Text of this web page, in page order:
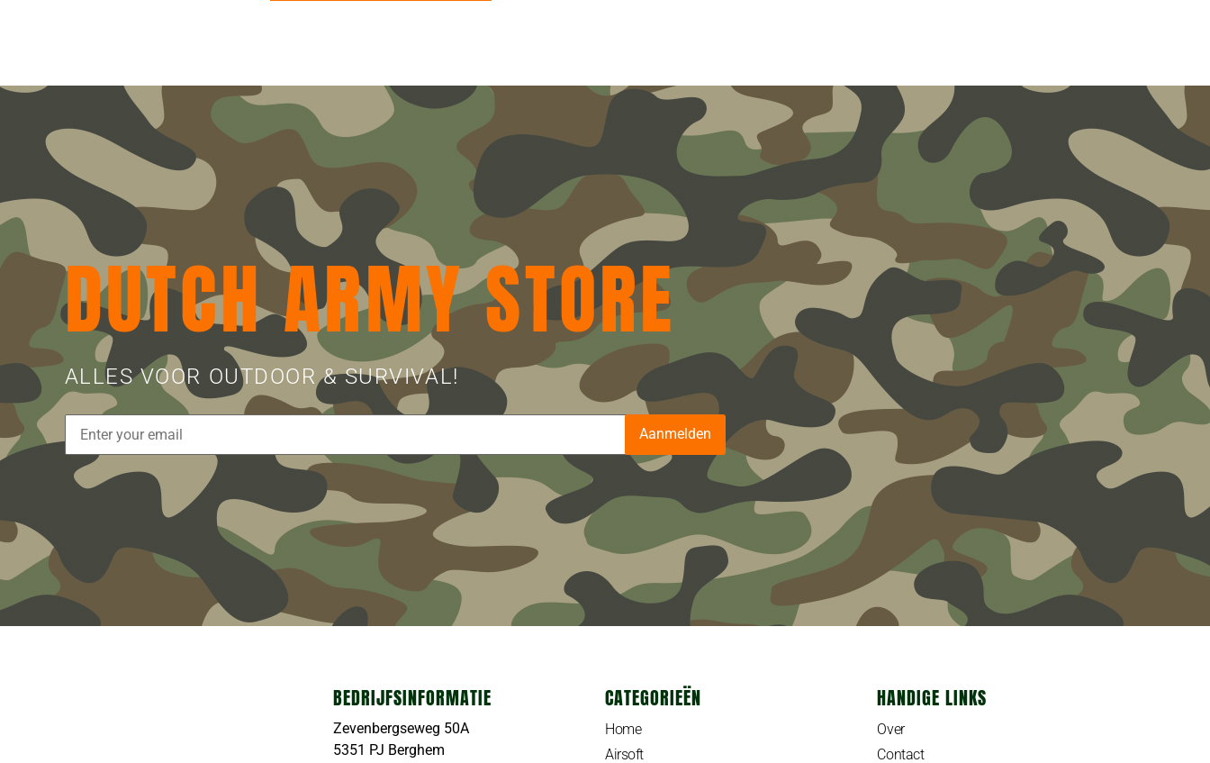
DUTCH ARMY STORE
ALLES VOOR OUTDOOR & SURVIVAL!
Aanmelden
BEDRIJFSINFORMATIE
Zevenbergseweg 50A
5351 PJ Berghem
CATEGORIEËN
Home
Airsoft
HANDIGE LINKS
Over
Contact